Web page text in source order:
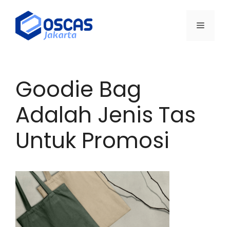
content
Menu
Goodie Bag
Adalah Jenis Tas
Untuk Promosi